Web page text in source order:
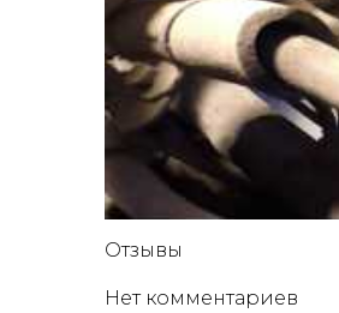
Отзывы
Нет комментариев